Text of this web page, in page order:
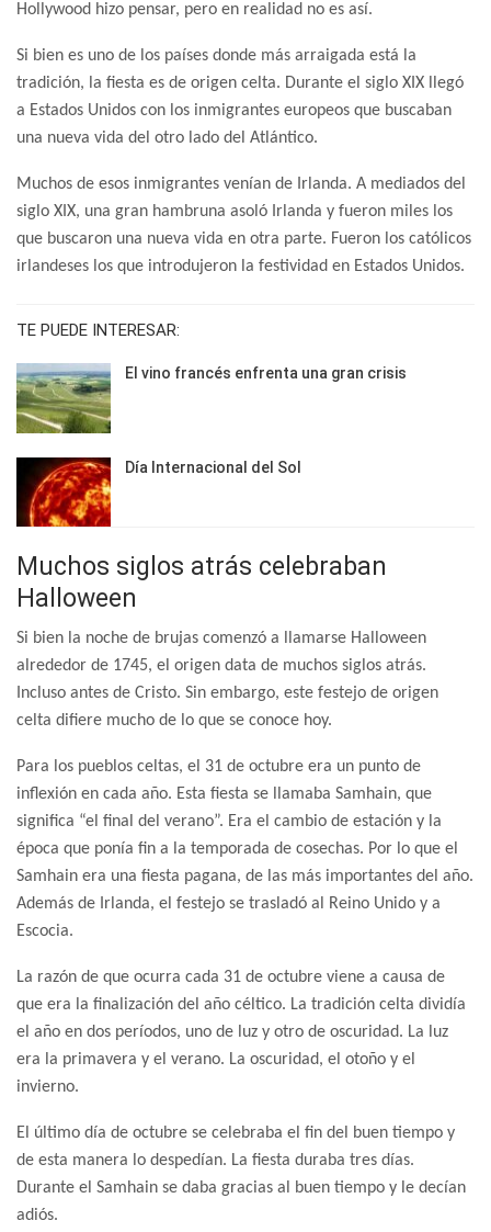
Hollywood hizo pensar, pero en realidad no es así.
Si bien es uno de los países donde más arraigada está la
tradición, la fiesta es de origen celta. Durante el siglo XIX llegó
a Estados Unidos con los inmigrantes europeos que buscaban
una nueva vida del otro lado del Atlántico.
Muchos de esos inmigrantes venían de Irlanda. A mediados del
siglo XIX, una gran hambruna asoló Irlanda y fueron miles los
que buscaron una nueva vida en otra parte. Fueron los católicos
irlandeses los que introdujeron la festividad en Estados Unidos.
TE PUEDE INTERESAR:
El vino francés enfrenta una gran crisis
Día Internacional del Sol
Muchos siglos atrás celebraban
Halloween
Si bien la noche de brujas comenzó a llamarse Halloween
alrededor de 1745, el origen data de muchos siglos atrás.
Incluso antes de Cristo. Sin embargo, este festejo de origen
celta difiere mucho de lo que se conoce hoy.
Para los pueblos celtas, el 31 de octubre era un punto de
inflexión en cada año. Esta fiesta se llamaba Samhain, que
significa “el final del verano”. Era el cambio de estación y la
época que ponía fin a la temporada de cosechas. Por lo que el
Samhain era una fiesta pagana, de las más importantes del año.
Además de Irlanda, el festejo se trasladó al Reino Unido y a
Escocia.
La razón de que ocurra cada 31 de octubre viene a causa de
que era la finalización del año céltico. La tradición celta dividía
el año en dos períodos, uno de luz y otro de oscuridad. La luz
era la primavera y el verano. La oscuridad, el otoño y el
invierno.
El último día de octubre se celebraba el fin del buen tiempo y
de esta manera lo despedían. La fiesta duraba tres días.
Durante el Samhain se daba gracias al buen tiempo y le decían
adiós.